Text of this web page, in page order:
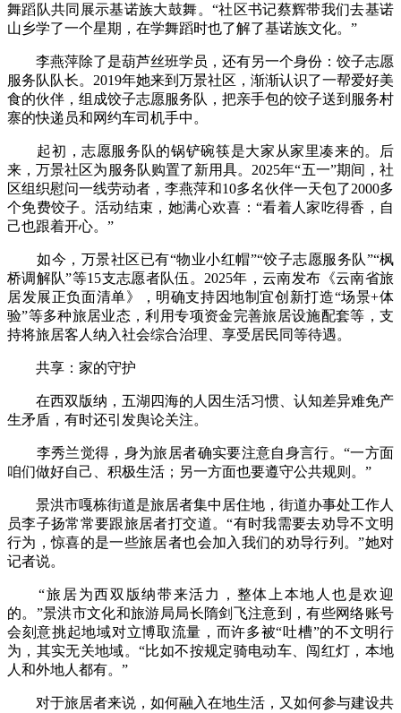
舞蹈队共同展示基诺族大鼓舞。“社区书记蔡辉带我们去基诺
山乡学了一个星期，在学舞蹈时也了解了基诺族文化。”
李燕萍除了是葫芦丝班学员，还有另一个身份：饺子志愿
服务队队长。2019年她来到万景社区，渐渐认识了一帮爱好美
食的伙伴，组成饺子志愿服务队，把亲手包的饺子送到服务村
寨的快递员和网约车司机手中。
起初，志愿服务队的锅铲碗筷是大家从家里凑来的。后
来，万景社区为服务队购置了新用具。2025年“五一”期间，社
区组织慰问一线劳动者，李燕萍和10多名伙伴一天包了2000多
个免费饺子。活动结束，她满心欢喜：“看着人家吃得香，自
己也跟着开心。”
如今，万景社区已有“物业小红帽”“饺子志愿服务队”“枫
桥调解队”等15支志愿者队伍。2025年，云南发布《云南省旅
居发展正负面清单》，明确支持因地制宜创新打造“场景+体
验”等多种旅居业态，利用专项资金完善旅居设施配套等，支
持将旅居客人纳入社会综合治理、享受居民同等待遇。
共享：家的守护
在西双版纳，五湖四海的人因生活习惯、认知差异难免产
生矛盾，有时还引发舆论关注。
李秀兰觉得，身为旅居者确实要注意自身言行。“一方面
咱们做好自己、积极生活；另一方面也要遵守公共规则。”
景洪市嘎栋街道是旅居者集中居住地，街道办事处工作人
员李子扬常常要跟旅居者打交道。“有时我需要去劝导不文明
行为，惊喜的是一些旅居者也会加入我们的劝导行列。”她对
记者说。
“旅居为西双版纳带来活力，整体上本地人也是欢迎
的。”景洪市文化和旅游局局长隋剑飞注意到，有些网络账号
会刻意挑起地域对立博取流量，而许多被“吐槽”的不文明行
为，其实无关地域。“比如不按规定骑电动车、闯红灯，本地
人和外地人都有。”
对于旅居者来说，如何融入在地生活，又如何参与建设共